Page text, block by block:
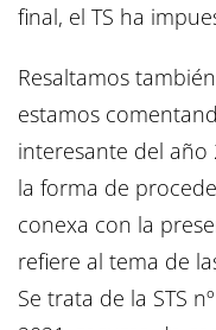
final, el TS ha
Resaltamos
estamos
interesante del año
la forma de
conexa con la
refiere al tema de
Se trata de la STS